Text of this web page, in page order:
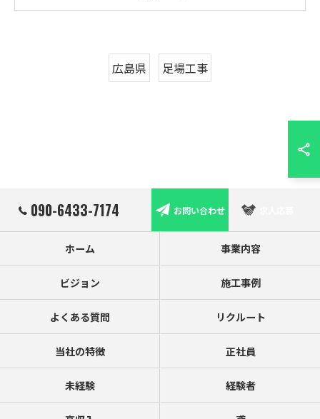
広島県 足場工事
090-6433-7174 お問い合わせ
ホーム 事業内容
ビジョン 施工事例
よくある質問 リクルート
当社の特徴 正社員
未経験 経験者